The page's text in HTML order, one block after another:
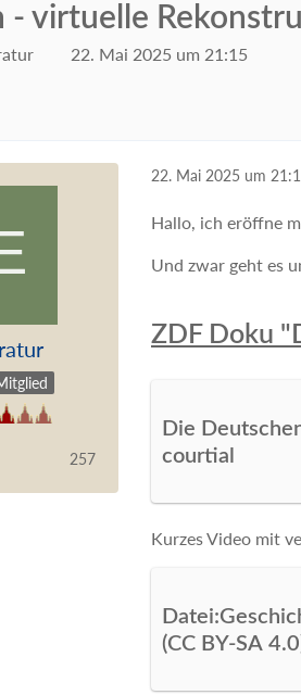
- virtuelle
22. Mai 2025 um 21:15
257
22. Mai 2025 um
Hallo, ich eröffne
Und zwar geht es
ZDF Doku
Die
courtial
Kurzes Video mit
(CC BY-SA